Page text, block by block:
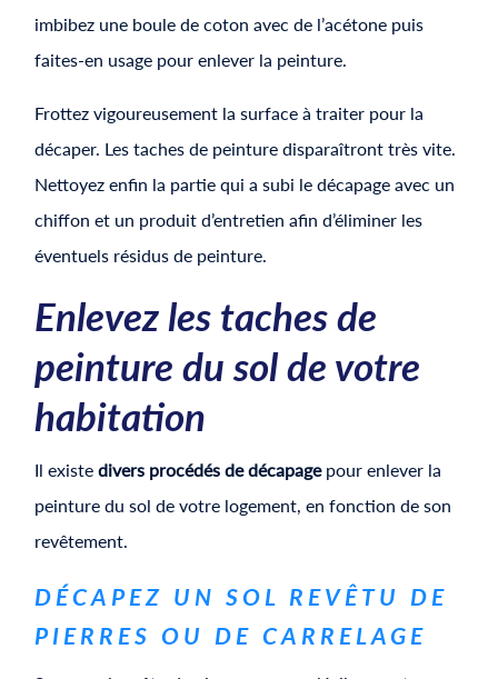
imbibez une boule de coton avec de l’acétone puis
faites-en usage pour enlever la peinture.
Frottez vigoureusement la surface à traiter pour la
décaper. Les taches de peinture disparaîtront très vite.
Nettoyez enfin la partie qui a subi le décapage avec un
chiffon et un produit d’entretien afin d’éliminer les
éventuels résidus de peinture.
​​Enlevez les taches de
peinture du sol de votre
habitation
Il existedivers procédés de décapagepour enlever la
peinture du sol de votre logement, en fonction de son
revêtement.
​​DÉCAPEZ UN SOL REVÊTU DE
PIERRES OU DE CARRELAGE